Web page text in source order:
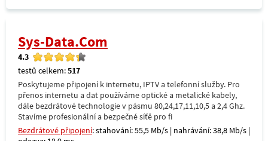
Sys-Data.Com
4.3
testů celkem:517
Poskytujeme připojení k internetu, IPTV a telefonní služby. Pro
přenos internetu a dat používáme optické a metalické kabely,
dále bezdrátové technologie v pásmu 80,24,17,11,10,5 a 2,4 Ghz.
Stavíme profesionální a bezpečné síťě pro fi
Bezdrátové připojení: stahování: 55,5 Mb/s | nahrávání: 38,8 Mb/s |